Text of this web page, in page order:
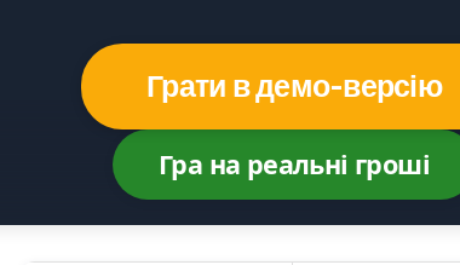
Грати в демо-версію
Гра на реальні гроші